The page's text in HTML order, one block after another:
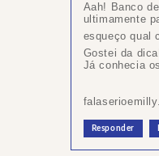
Aah! Banco
ultimamente
esqueço qual
Gostei da
Já conhecia
Responder